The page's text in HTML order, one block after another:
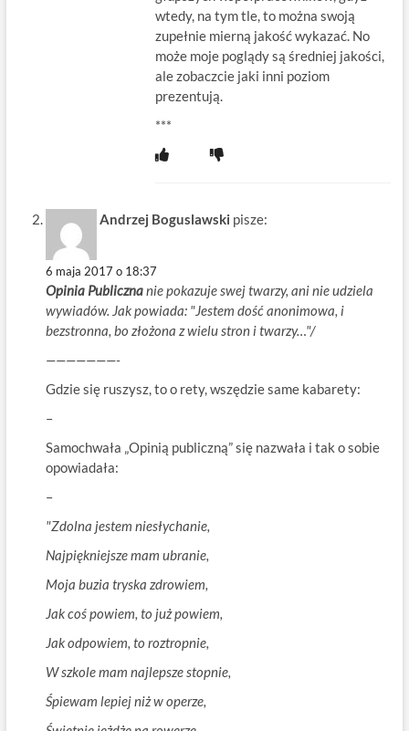
wtedy, na tym tle, to można swoją
zupełnie mierną jakość wykazać. No
może moje poglądy są średniej jakości,
ale zobaczcie jaki inni poziom
prezentują.
***
Andrzej Boguslawski pisze:
6 maja 2017 o 18:37
Opinia Publicznanie pokazuje swej twarzy, ani nie udziela
wywiadów. Jak powiada: "Jestem dość anonimowa, i
bezstronna, bo złożona z wielu stron i twarzy…"/
———————-
Gdzie się ruszysz, to o rety, wszędzie same kabarety:
–
Samochwała „Opinią publiczną” się nazwała i tak o sobie
opowiadała:
–
"Zdolna jestem niesłychanie,
Najpiękniejsze mam ubranie,
Moja buzia tryska zdrowiem,
Jak coś powiem, to już powiem,
Jak odpowiem, to roztropnie,
W szkole mam najlepsze stopnie,
Śpiewam lepiej niż w operze,